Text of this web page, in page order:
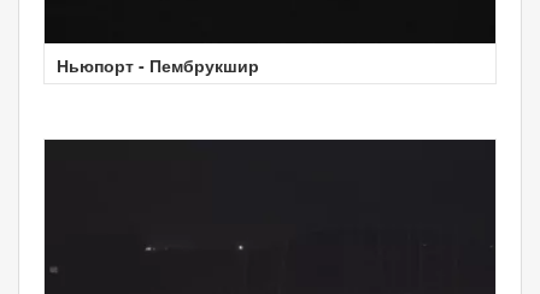
Ньюпорт - Пембрукшир